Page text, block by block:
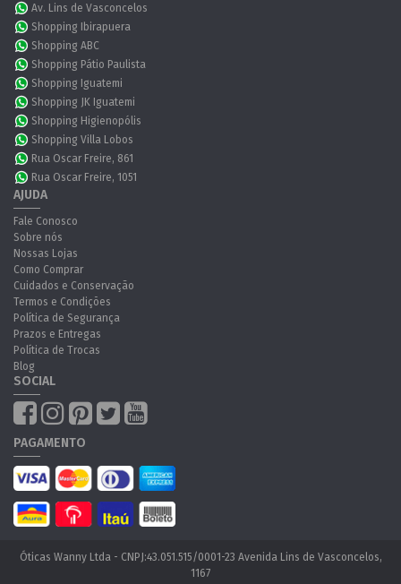
Av. Lins de Vasconcelos
Shopping Ibirapuera
Shopping ABC
Shopping Pátio Paulista
Shopping Iguatemi
Shopping JK Iguatemi
Shopping Higienopólis
Shopping Villa Lobos
Rua Oscar Freire, 861
Rua Oscar Freire, 1051
AJUDA
Fale Conosco
Sobre nós
Nossas Lojas
Como Comprar
Cuidados e Conservação
Termos e Condições
Política de Segurança
Prazos e Entregas
Política de Trocas
Blog
SOCIAL
PAGAMENTO
Óticas Wanny Ltda - CNPJ:43.051.515/0001-23 Avenida Lins de Vasconcelos,
1167